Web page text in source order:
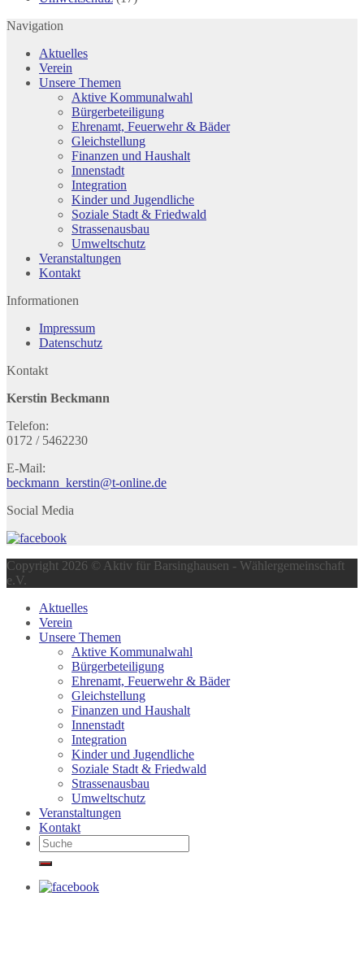
Navigation
Aktuelles
Verein
Unsere Themen
Aktive Kommunalwahl
Bürgerbeteiligung
Ehrenamt, Feuerwehr & Bäder
Gleichstellung
Finanzen und Haushalt
Innenstadt
Integration
Kinder und Jugendliche
Soziale Stadt & Friedwald
Strassenausbau
Umweltschutz
Veranstaltungen
Kontakt
Informationen
Impressum
Datenschutz
Kontakt
Kerstin Beckmann
Telefon:
0172 / 5462230
E-Mail:
beckmann_kerstin@t-online.de
Social Media
Copyright 2026 © Aktiv für Barsinghausen - Wählergemeinschaft
e.V.
Aktuelles
Verein
Unsere Themen
Aktive Kommunalwahl
Bürgerbeteiligung
Ehrenamt, Feuerwehr & Bäder
Gleichstellung
Finanzen und Haushalt
Innenstadt
Integration
Kinder und Jugendliche
Soziale Stadt & Friedwald
Strassenausbau
Umweltschutz
Veranstaltungen
Kontakt